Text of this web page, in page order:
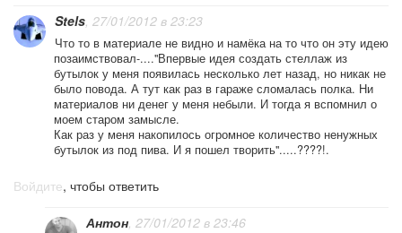
Stels, 27/01/2012 в 23:23
Что то в материале не видно и намёка на то что он эту идею
позаимствовал-...."Впервые идея создать стеллаж из
бутылок у меня появилась несколько лет назад, но никак не
было повода. А тут как раз в гараже сломалась полка. Ни
материалов ни денег у меня небыли. И тогда я вспомнил о
моем старом замысле.
Как раз у меня накопилось огромное количество ненужных
бутылок из под пива. И я пошел творить".....????!.
Войдите, чтобы ответить
Антон, 27/01/2012 в 23:46